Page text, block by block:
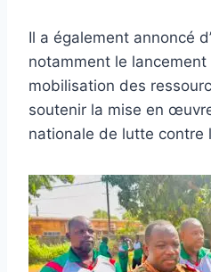
Il a également annoncé
notamment le lancement
mobilisation des
soutenir la mise en
nationale de lutte contre